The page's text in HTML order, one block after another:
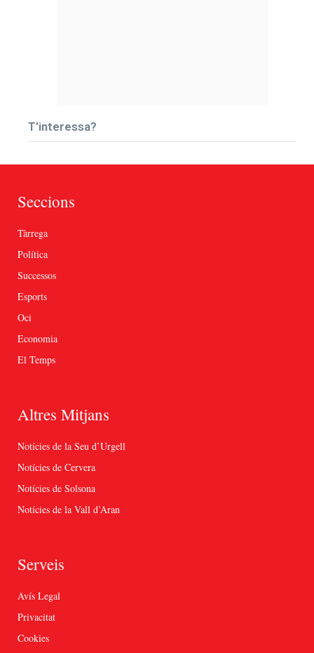
T’interessa?
Seccions
Tàrrega
Política
Successos
Esports
Oci
Economia
El Temps
Altres Mitjans
Notícies de la Seu d’Urgell
Notícies de Cervera
Notícies de Solsona
Notícies de la Vall d’Aran
Serveis
Avís Legal
Privacitat
Cookies